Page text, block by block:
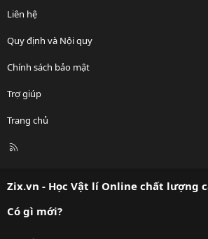
Liên hệ
Quy định và Nội quy
Chính sách bảo mật
Trợ giúp
Trang chủ
R
Zix.vn - Học Vật lí Online chất lượng
Có gì mới?